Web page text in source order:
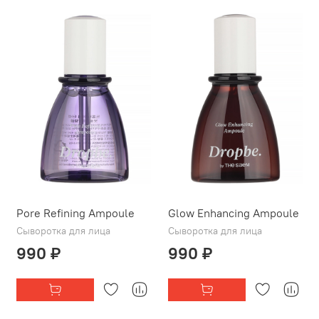
Pore Refining Ampoule
Сыворотка для лица
990 ₽
Glow Enhancing Ampoule
Сыворотка для лица
990 ₽